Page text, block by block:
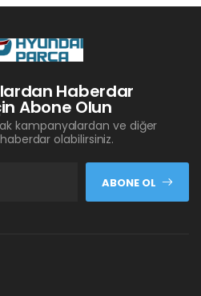
Haberdar
Abone Olun
kampanyalardan ve diğer
olabilirsiniz.
ABONE OL